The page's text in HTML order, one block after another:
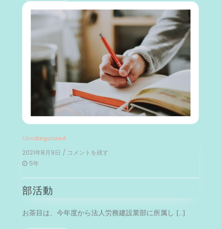
Uncategorized
2021年8月9日 / コメントを残す
動
5年
部活動
お茶目は、今年度から法人労務建設業部に所属し […]